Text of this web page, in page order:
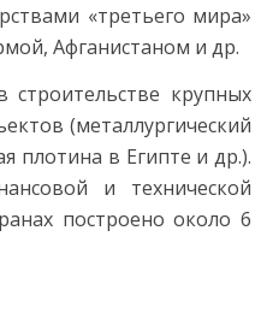
«третьего мира»
Афганистаном и др.
крупных
(металлургический
плотина в Египте и др.).
и технической
построено около 6